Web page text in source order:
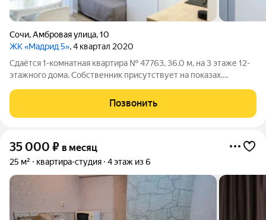
Сочи,Амбровая улица,10
ЖК «Мадрид 5», 4 квартал 2020
Сдаётся 1-комнатная квартира № 47763, 36.0 м, на 3 этаже 12-
этажного дома. Собственник присутствует на показах.
оплачиваются отдельно. По условиям проживания: можно с
детьми, без питомцев. Срок
Позвонить
35 000 ₽ в месяц
25 м² квартира-студия 4 этаж из 6